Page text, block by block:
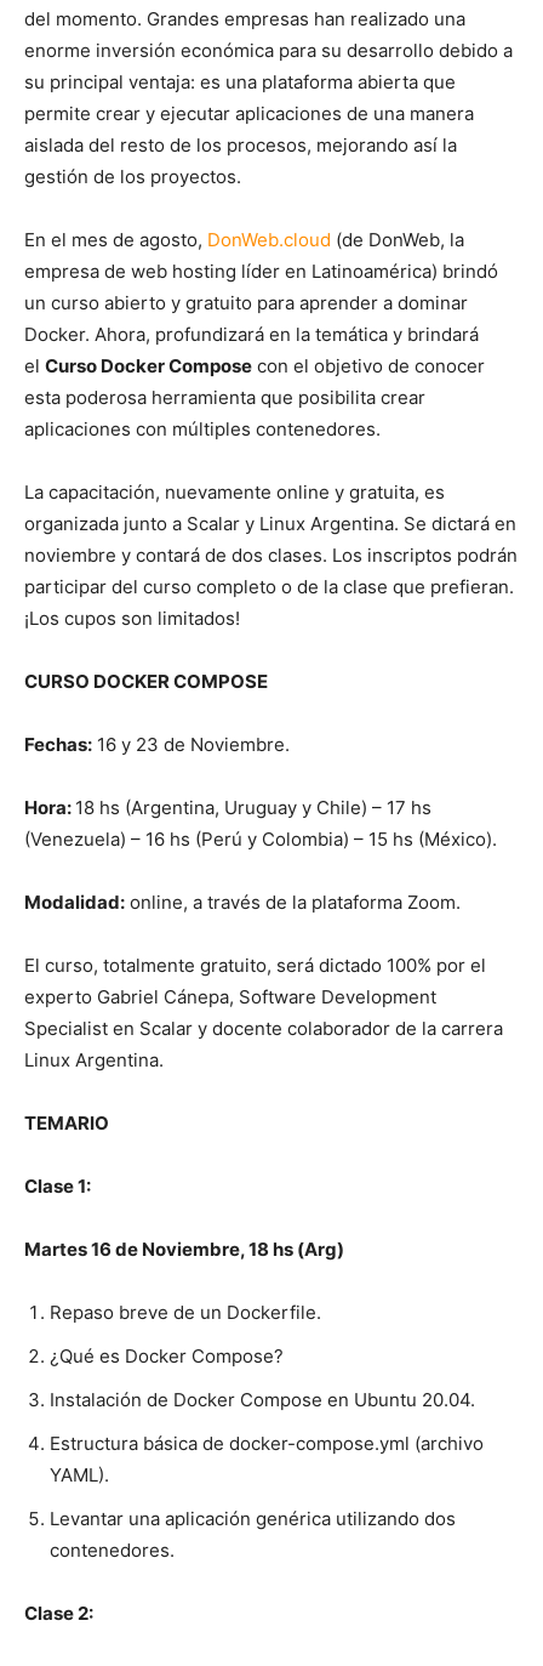
del momento. Grandes empresas han realizado una
enorme inversión económica para su desarrollo debido a
su principal ventaja: es una plataforma abierta que
permite crear y ejecutar aplicaciones de una manera
aislada del resto de los procesos, mejorando así la
gestión de los proyectos.
En el mes de agosto, DonWeb.cloud (de DonWeb, la
empresa de web hosting líder en Latinoamérica) brindó
un curso abierto y gratuito para aprender a dominar
Docker. Ahora, profundizará en la temática y brindará
el Curso Docker Compose con el objetivo de conocer
esta poderosa herramienta que posibilita crear
aplicaciones con múltiples contenedores.
La capacitación, nuevamente online y gratuita, es
organizada junto a Scalar y Linux Argentina. Se dictará en
noviembre y contará de dos clases. Los inscriptos podrán
participar del curso completo o de la clase que prefieran.
¡Los cupos son limitados!
CURSO DOCKER COMPOSE
Fechas: 16 y 23 de Noviembre.
Hora: 18 hs (Argentina, Uruguay y Chile) – 17 hs
(Venezuela) – 16 hs (Perú y Colombia) – 15 hs (México).
Modalidad: online, a través de la plataforma Zoom.
El curso, totalmente gratuito, será dictado 100% por el
experto Gabriel Cánepa, Software Development
Specialist en Scalar y docente colaborador de la carrera
Linux Argentina.
TEMARIO
Clase 1:
Martes16 de Noviembre, 18 hs (Arg)
Repaso breve de un Dockerfile.
¿Qué es Docker Compose?
Instalación de Docker Compose en Ubuntu 20.04.
Estructura básica de docker-compose.yml (archivo
YAML).
Levantar una aplicación genérica utilizando dos
contenedores.
Clase 2: